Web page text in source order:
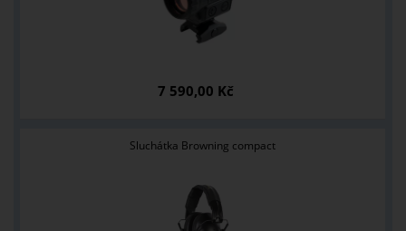
7 590,00 Kč
Sluchátka Browning compact